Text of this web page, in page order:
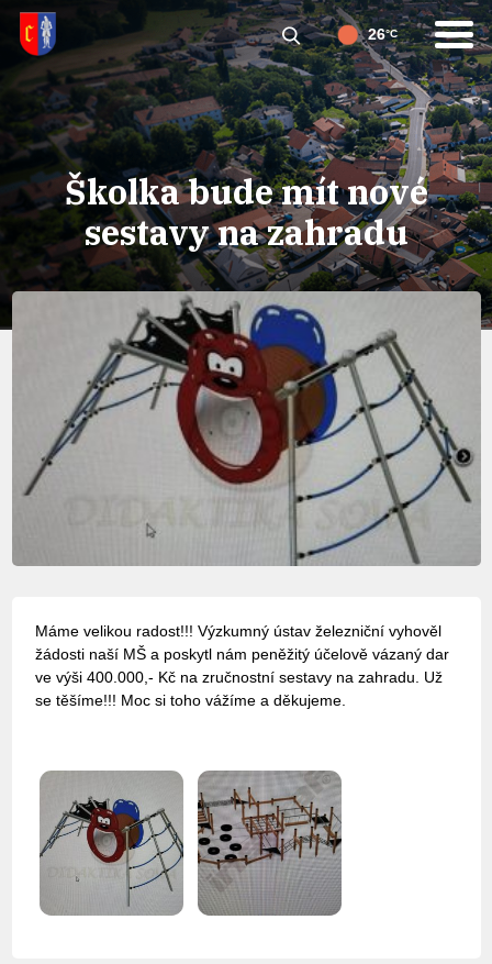
26°C
Školka bude mít nové
sestavy na zahradu
Máme velikou radost!!! Výzkumný ústav železniční vyhověl
žádosti naší MŠ a poskytl nám peněžitý účelově vázaný dar
ve výši 400.000,- Kč na zručnostní sestavy na zahradu. Už
se těšíme!!! Moc si toho vážíme a děkujeme.